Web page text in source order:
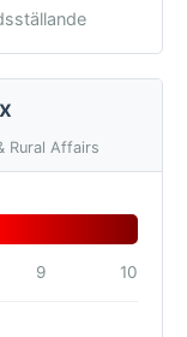
Rural Affairs
9 10